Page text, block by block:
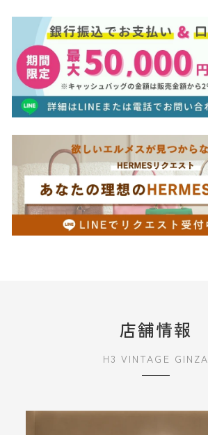
店舗情報
H3 VINTAGE GINZA